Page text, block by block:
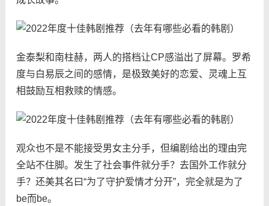
金泰梨和南柱赫，两人的搭档让CP感溢出了屏幕。罗希
度与白易辰之间的感情，是极致美好的恋爱、灵魂上互
相鼓励互相救赎的情感。
观众也不是不能接受男女主分手，但编剧给出的理由完
全站不住脚。发生了社会事件就分手？去国外工作就分
手？还美其名曰“为了守护爱情才分开”，完全就是为了
be而be。